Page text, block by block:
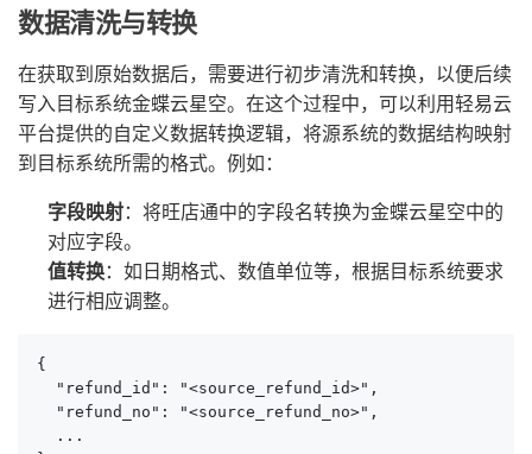
数据清洗与转换
在获取到原始数据后，需要进行初步清洗和转换，以便后续
写入目标系统金蝶云星空。在这个过程中，可以利用轻易云
平台提供的自定义数据转换逻辑，将源系统的数据结构映射
到目标系统所需的格式。例如：
字段映射：将旺店通中的字段名转换为金蝶云星空中的
对应字段。
值转换：如日期格式、数值单位等，根据目标系统要求
进行相应调整。
{
  "refund_id": "<source_refund_id>",
  "refund_no": "<source_refund_no>",
  ...